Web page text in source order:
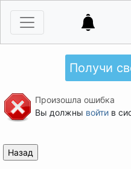
Получи
Произошла ошибка
Вы должны войтив